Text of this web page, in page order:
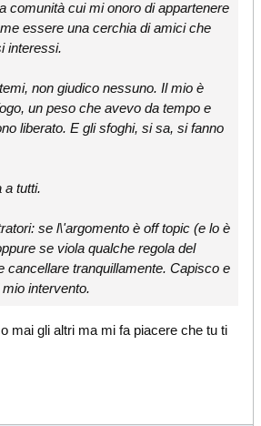
comunità cui mi onoro di appartenere
essere una cerchia di amici che
interessi.
non giudico nessuno. Il mio è
un peso che avevo da tempo e
liberato. E gli sfoghi, si sa, si fanno
a tutti.
se l\'argomento è off topic (e lo è
se viola qualche regola del
cancellare tranquillamente. Capisco e
intervento.
mai gli altri ma mi fa piacere che tu ti